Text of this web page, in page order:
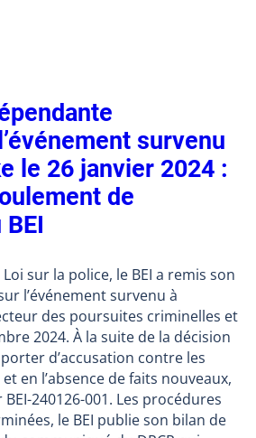
survenu
le 26 janvier 2024 :
de
BEI
sur la police, le BEI a remis son
l’événement survenu à
des poursuites criminelles et
2024. À la suite de la décision
d’accusation contre les
en l’absence de faits nouveaux,
240126-001. Les procédures
le BEI publie son bilan de